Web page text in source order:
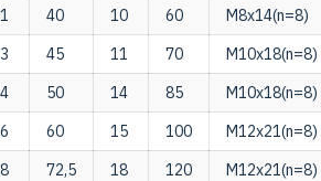
40 10 60
М8х14(n=8)
45 11 70
М10х18(n=8)
50 14 85
М10х18(n=8)
60 15 100
М12х21(n=8)
72,5 18 120 М12х21(n=8)